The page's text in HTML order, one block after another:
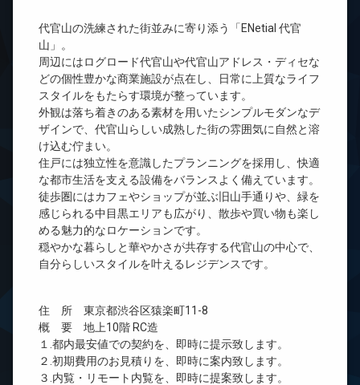
代官山の洗練された街並みに寄り添う「ENetial 代官
山」。
周辺にはログロード代官山や代官山アドレス・ディセな
どの個性豊かな商業施設が点在し、日常に上質なライフ
スタイルをもたらす環境が整っています。
外観は落ち着きのある素材を用いたシンプルモダンなデ
ザインで、代官山らしい成熟した街の雰囲気に自然と溶
け込む佇まい。
住戸には独立性を意識したプランニングを採用し、快適
な都市生活を支える設備をバランスよく備えています。
徒歩圏にはカフェやショップが並ぶ旧山手通りや、緑を
感じられる中目黒エリアも広がり、散歩や買い物も楽し
める魅力的なロケーションです。
穏やかな暮らしと華やかさが共存する代官山の中心で、
自分らしいスタイルを叶えるレジデンスです。
住 所 東京都渋谷区猿楽町11-8
概 要 地上10階 RC造
１.都内最安値での契約を、即時に提示致します。
２.初期費用のお見積りを、即時に案内致します。
３.内覧・リモート内覧を、即時に提案致します。